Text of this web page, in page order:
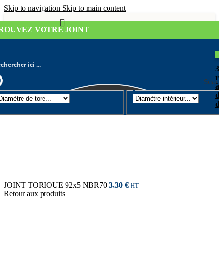
Skip to navigation Skip to main content
VOTRE JOINT
Joint torique/ Diamètre de tore 5mm
JOINT TORIQUE 92x5 NBR70 3,30 € HT
Retour aux produits